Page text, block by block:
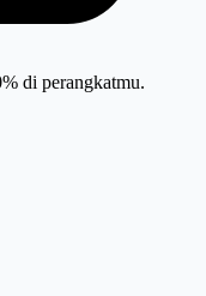
di perangkatmu.